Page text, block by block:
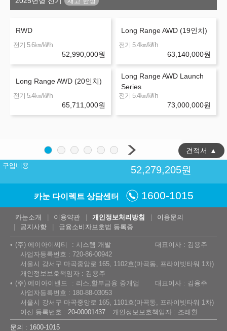
RWD
전기 5.6㎞/㎾h
52,990,000원
Long Range AWD (19인치)
전기 5.4㎞/㎾h
63,140,000원
Long Range AWD (20인치)
전기 5.4㎞/㎾h
65,711,000원
Long Range AWD Launch
Series
전기 5.4㎞/㎾h
73,000,000원
구입비용 52,279,205원
견적서 ▲
카눈 다이렉트 상담센터 1600-1015
카눈소개 이용약관 개인정보처리방침
이용문의
공지사항
금융소비자보호법 등록증
(주) 에이아이씨티 시스템 개발
대표이사 : 김용주
사업자등록번호 : 720-86-00942
서울시 강서구 마곡중앙로 165, 1102호(마곡동, 프라이빗타워 1차)
개인정보보호책임자 : 김용주
(주) 에이아이밴드
리스,할부금융 중개업
대표이사 : 김용주
사업자등록번호 : 180-88-03053
서울시 강서구 마곡중앙로 165, 1101호(마곡동, 프라이빗타워 1차)
여신 등록번호 : 20-00001437
개인정보보호책임자 : 조래환
문의 : 1600-1015